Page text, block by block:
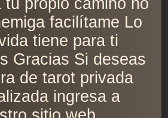
tu propio camino no
facilítame Lo
tiene para ti
Gracias Si deseas
de tarot privada
ingresa a